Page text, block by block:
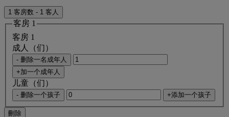
1 客房数 - 1 客人
客房 1
客房 1
成人（们）
- 删除一名成年人
+加一个成年人
儿童（们）
- 删除一个孩子 +添加一个孩子
刪除